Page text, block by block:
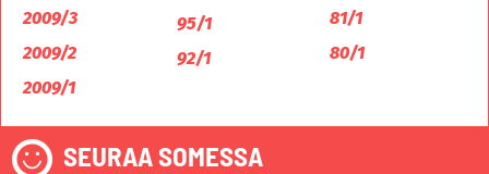
2009/3
2009/2
2009/1
95/1
92/1
81/1
80/1
SEURAA SOMESSA